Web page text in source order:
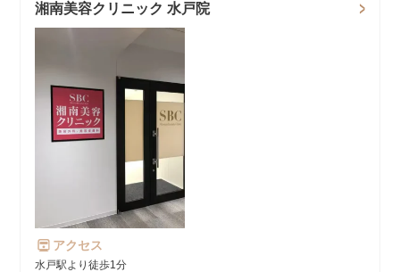
湘南美容クリニック 水戸院
アクセス
水戸駅より徒歩1分